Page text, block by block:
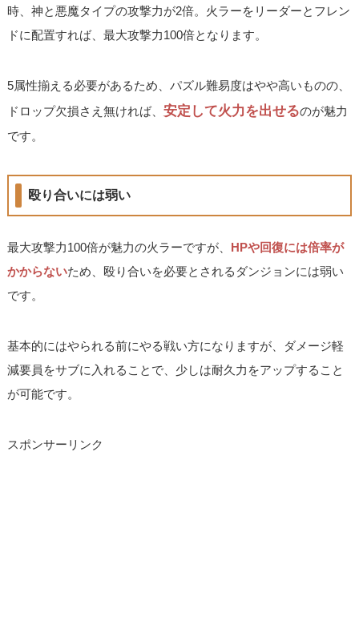
時、神と悪魔タイプの攻撃力が2倍。火ラーをリーダーとフレン
ドに配置すれば、最大攻撃力100倍となります。
5属性揃える必要があるため、パズル難易度はやや高いものの、
ドロップ欠損さえ無ければ、安定して火力を出せるのが魅力
です。
殴り合いには弱い
最大攻撃力100倍が魅力の火ラーですが、 HPや回復には倍率が
かからないため、殴り合いを必要とされるダンジョンには弱い
です。
基本的にはやられる前にやる戦い方になりますが、ダメージ軽
減要員をサブに入れることで、少しは耐久力をアップすること
が可能です。
スポンサーリンク